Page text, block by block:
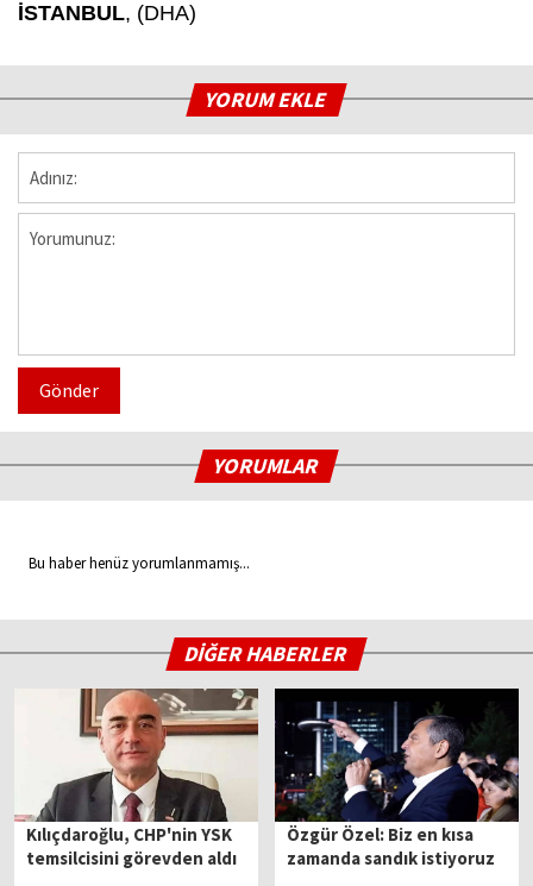
İSTANBUL, (DHA)
YORUM EKLE
Gönder
YORUMLAR
Bu haber henüz yorumlanmamış...
DİĞER HABERLER
Kılıçdaroğlu, CHP'nin YSK
temsilcisini görevden aldı
Özgür Özel: Biz en kısa
zamanda sandık istiyoruz